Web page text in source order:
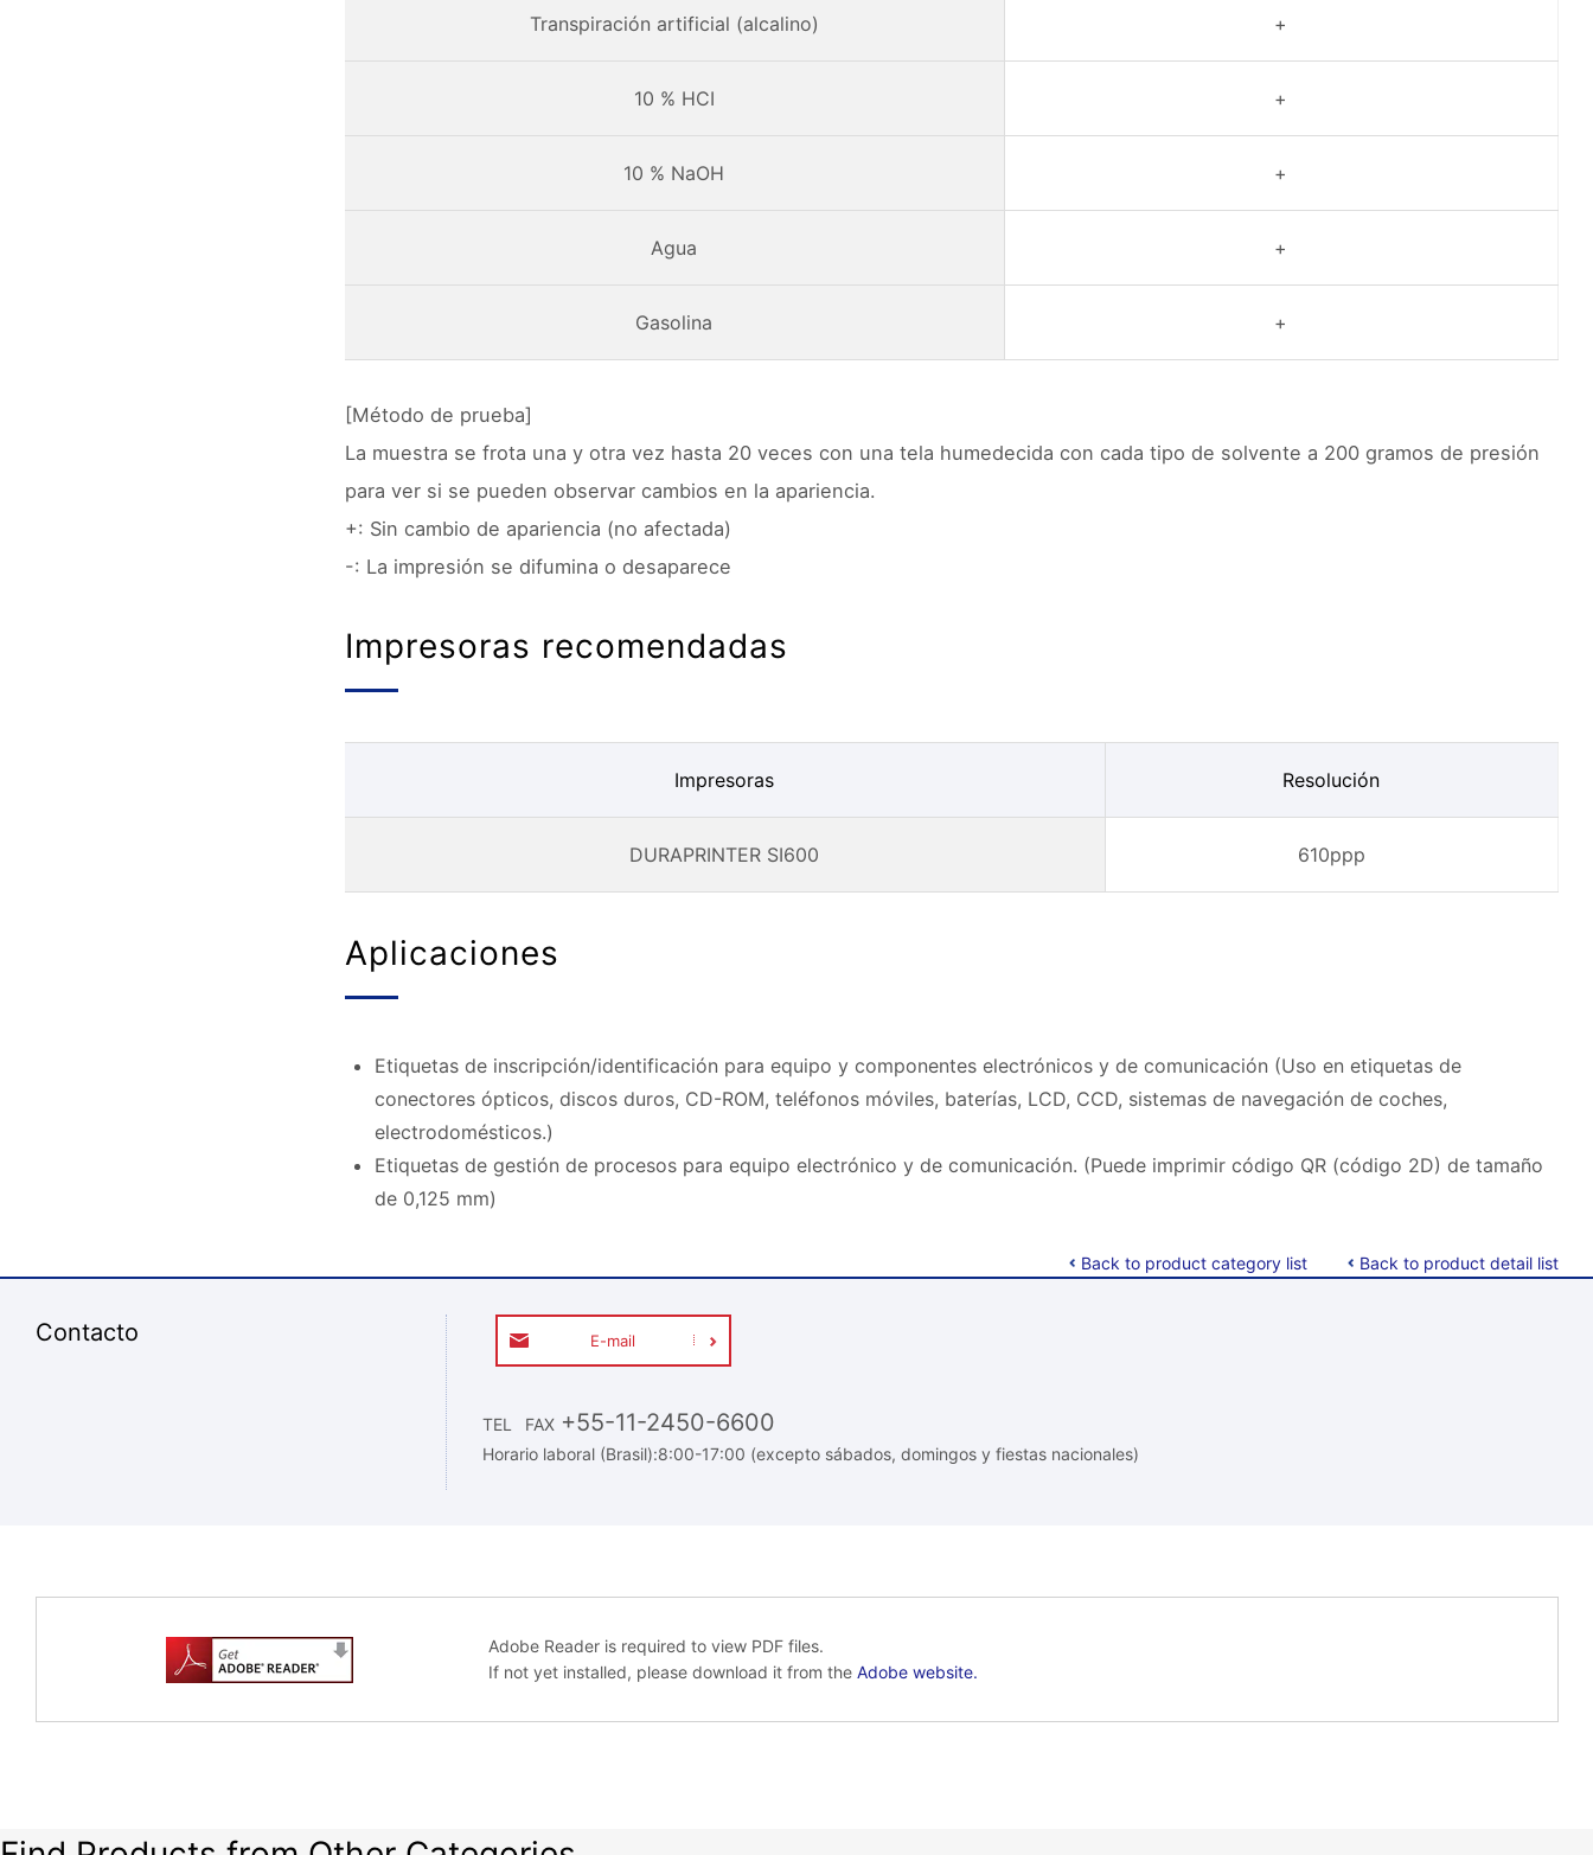
Transpiración artificial (alcalino) +
10 % HCI +
10 % NaOH +
Agua +
Gasolina +
[Método de prueba]
La muestra se frota una y otra vez hasta 20 veces con una tela humedecida con cada tipo de solvente a 200 gramos de presión
para ver si se pueden observar cambios en la apariencia.
+: Sin cambio de apariencia (no afectada)
-: La impresión se difumina o desaparece
Impresoras recomendadas
Impresoras Resolución
DURAPRINTER SI600 610ppp
Aplicaciones
Etiquetas de inscripción/identificación para equipo y componentes electrónicos y de comunicación (Uso en etiquetas de
conectores ópticos, discos duros, CD-ROM, teléfonos móviles, baterías, LCD, CCD, sistemas de navegación de coches,
electrodomésticos.)
Etiquetas de gestión de procesos para equipo electrónico y de comunicación. (Puede imprimir código QR (código 2D) de tamaño
de 0,125 mm)
Back to product category list Back to product detail list
Contacto E-mail
TEL FAX +55-11-2450-6600
Horario laboral (Brasil):8:00-17:00 (excepto sábados, domingos y fiestas nacionales)
Adobe Reader is required to view PDF files.
If not yet installed, please download it from theAdobe website.